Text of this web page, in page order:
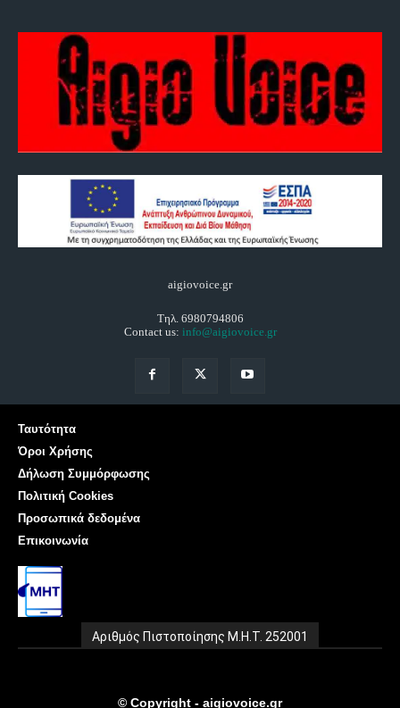
aigiovoice.gr
Τηλ. 6980794806
Contact us: info@aigiovoice.gr
Ταυτότητα
Όροι Χρήσης
Δήλωση Συμμόρφωσης
Πολιτική Cookies
Προσωπικά δεδομένα
Επικοινωνία
Αριθμός Πιστοποίησης Μ.Η.Τ. 252001
© Copyright - aigiovoice.gr